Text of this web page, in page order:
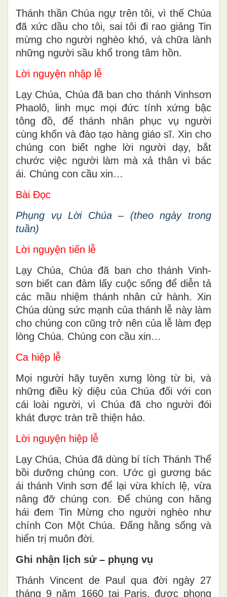
Thánh thần Chúa ngự trên tôi, vì thế Chúa
đã xức dầu cho tôi, sai tôi đi rao giảng Tin
mừng cho người nghèo khó, và chữa lành
những người sầu khổ trong tâm hồn.
Lời nguyện nhập lễ
Lạy Chúa, Chúa đã ban cho thánh Vinhsơn
Phaolô, linh mục mọi đức tính xứng bậc
tông đồ, để thánh nhân phục vụ người
cùng khốn và đào tạo hàng giáo sĩ. Xin cho
chúng con biết nghe lời người dạy, bắt
chước việc người làm mà xả thân vì bác
ái. Chúng con cầu xin…
Bài Ðọc
Phụng vụ Lời Chúa – (theo ngày trong
tuần)
Lời nguyện tiến lễ
Lạy Chúa, Chúa đã ban cho thánh Vinh-
sơn biết can đảm lấy cuộc sống để diễn tả
các mầu nhiệm thánh nhân cử hành. Xin
Chúa dùng sức mạnh của thánh lễ này làm
cho chúng con cũng trở nên của lễ làm đẹp
lòng Chúa. Chúng con cầu xin…
Ca hiệp lễ
Mọi người hãy tuyên xưng lòng từ bi, và
những điều kỳ diệu của Chúa đối với con
cái loài người, vì Chúa đã cho người đói
khát được tràn trề thiện hảo.
Lời nguyện hiệp lễ
Lạy Chúa, Chúa đã dùng bí tích Thánh Thể
bồi dưỡng chúng con. Ước gì gương bác
ái thánh Vinh sơn để lại vừa khích lệ, vừa
nâng đỡ chúng con. Ðể chúng con hăng
hái đem Tin Mừng cho người nghèo như
chính Con Một Chúa. Ðấng hằng sống và
hiển trị muôn đời.
Ghi nhận lịch sử – phụng vụ
Thánh Vincent de Paul qua đời ngày 27
tháng 9 năm 1660 tại Paris, được phong